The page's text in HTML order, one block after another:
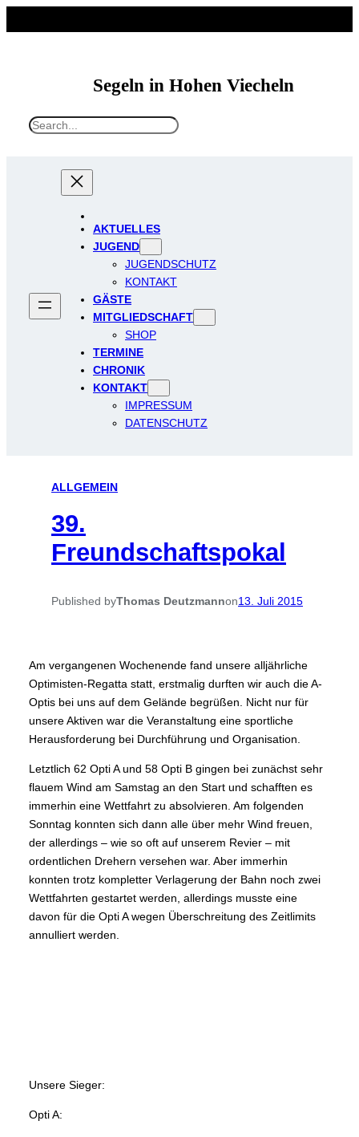
Segeln in Hohen Viecheln
S
AKTUELLES
JUGEND
JUGENDSCHUTZ
KONTAKT
GÄSTE
MITGLIEDSCHAFT
SHOP
TERMINE
CHRONIK
KONTAKT
IMPRESSUM
DATENSCHUTZ
ALLGEMEIN
39.
Freundschaftspokal
Published byThomas Deutzmannon13. Juli 2015
Am vergangenen Wochenende fand unsere alljährliche
Optimisten-Regatta statt, erstmalig durften wir auch die A-
Optis bei uns auf dem Gelände begrüßen. Nicht nur für
unsere Aktiven war die Veranstaltung eine sportliche
Herausforderung bei Durchführung und Organisation.
Letztlich 62 Opti A und 58 Opti B gingen bei zunächst sehr
flauem Wind am Samstag an den Start und schafften es
immerhin eine Wettfahrt zu absolvieren. Am folgenden
Sonntag konnten sich dann alle über mehr Wind freuen,
der allerdings – wie so oft auf unserem Revier – mit
ordentlichen Drehern versehen war. Aber immerhin
konnten trotz kompletter Verlagerung der Bahn noch zwei
Wettfahrten gestartet werden, allerdings musste eine
davon für die Opti A wegen Überschreitung des Zeitlimits
annulliert werden.
Unsere Sieger:
Opti A: